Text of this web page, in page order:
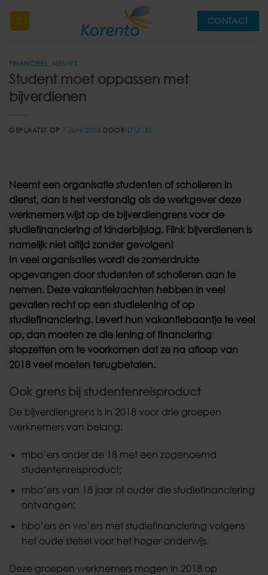
naar
CONTACT
FINANCIEEL NIEUWS
Student moet oppassen met
bijverdienen
GEPLAATST OP 7 JUNI 2018 DOOR LTIJMES
Neemt een organisatie studenten of scholieren in
dienst, dan is het verstandig als de werkgever deze
werknemers wijst op de bijverdiengrens voor de
studiefinanciering of kinderbijslag. Flink bijverdienen is
namelijk niet altijd zonder gevolgen!
In veel organisaties wordt de zomerdrukte
opgevangen door studenten of scholieren aan te
nemen. Deze vakantiekrachten hebben in veel
gevallen recht op een studielening of op
studiefinanciering. Levert hun vakantiebaantje te veel
op, dan moeten ze die lening of financiering
stopzetten om te voorkomen dat ze na afloop van
2018 veel moeten terugbetalen.
Ook grens bij studentenreisproduct
De bijverdiengrens is in 2018 voor drie groepen
werknemers van belang:
mbo’ers onder de 18 met een zogenoemd
studentenreisproduct;
mbo’ers van 18 jaar of ouder die studiefinanciering
ontvangen;
hbo’ers en wo’ers met studiefinanciering volgens
het oude stelsel voor het hoger onderwijs.
Deze groepen werknemers mogen in 2018 op